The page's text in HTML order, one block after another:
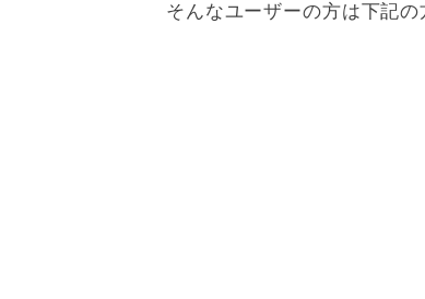
そんなユーザーの方は下記